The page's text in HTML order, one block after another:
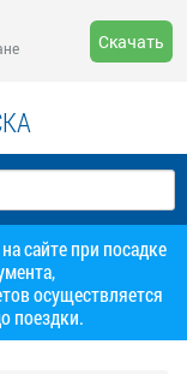
Скачать
сайте при посадке
осуществляется
поездки.